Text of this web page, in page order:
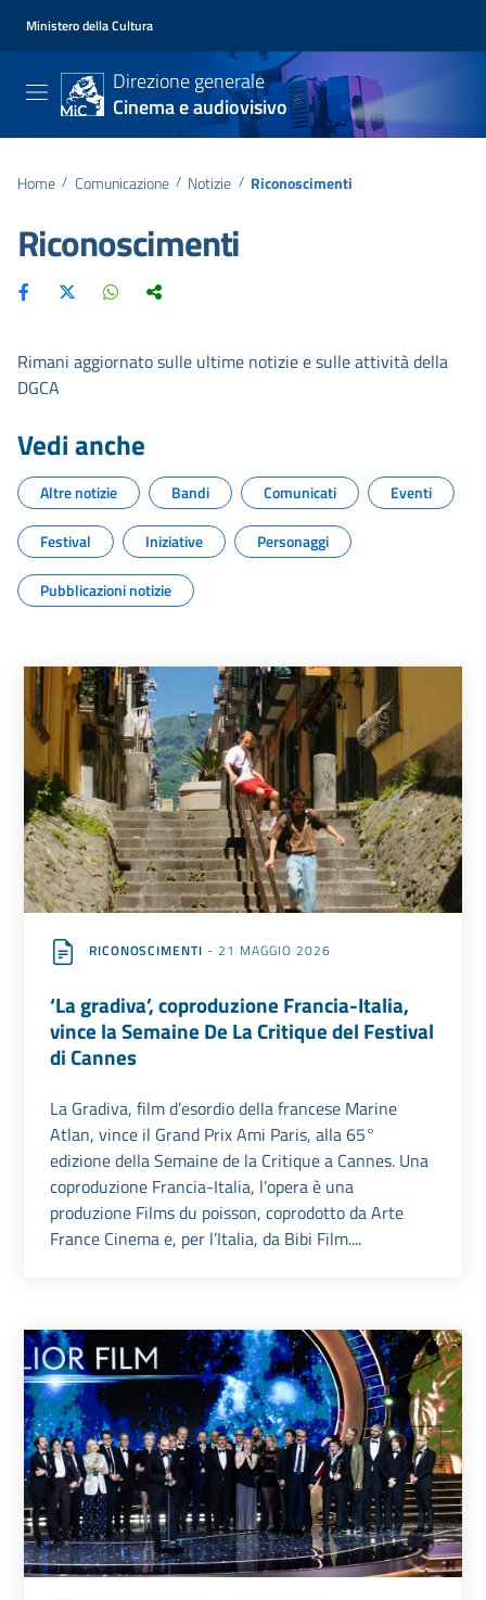
Ministero della Cultura
Direzione generale
Cinema e audiovisivo
Home / Comunicazione / Notizie / Riconoscimenti
Riconoscimenti
Rimani aggiornato sulle ultime notizie e sulle attività della
DGCA
Vedi anche
Altre notizie Bandi Comunicati Eventi
Festival Iniziative Personaggi
Pubblicazioni notizie
RICONOSCIMENTI - 21 MAGGIO 2026
‘La gradiva’, coproduzione Francia-Italia,
vince la Semaine De La Critique del Festival
di Cannes
La Gradiva, film d’esordio della francese Marine
Atlan, vince il Grand Prix Ami Paris, alla 65°
edizione della Semaine de la Critique a Cannes. Una
coproduzione Francia-Italia, l’opera è una
produzione Films du poisson, coprodotto da Arte
France Cinema e, per l’Italia, da Bibi Film....